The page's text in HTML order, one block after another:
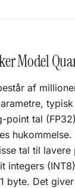
Model
af
point tal
hukommelse.
tal til
integers
byte. Det